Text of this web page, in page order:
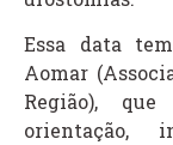
Essa data
Aomar
Região),
orientação,